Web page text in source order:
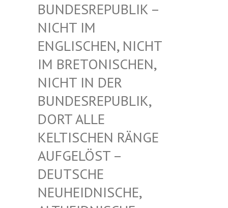
UNDESREPUBLIK – N
ICHT IM E
NGLISCHEN, NICHT I
M BRETONISCHEN, N
ICHT IN DER B
UNDESREPUBLIK, D
ORT ALLE K
ELTISCHEN RÄNGE A
UFGELÖST – D
EUTSCHE N
EUHEIDNISCHE, A